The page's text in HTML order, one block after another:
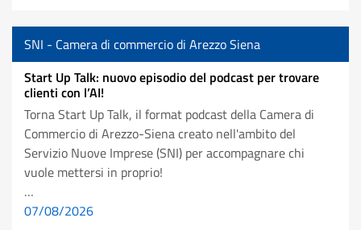
SNI - Camera di commercio di Arezzo Siena
Start Up Talk: nuovo episodio del podcast per trovare
clienti con l’AI!
Torna Start Up Talk, il format podcast della Camera di
Commercio di Arezzo-Siena creato nell'ambito del
Servizio Nuove Imprese (SNI) per accompagnare chi
vuole mettersi in proprio!
…
07/08/2026